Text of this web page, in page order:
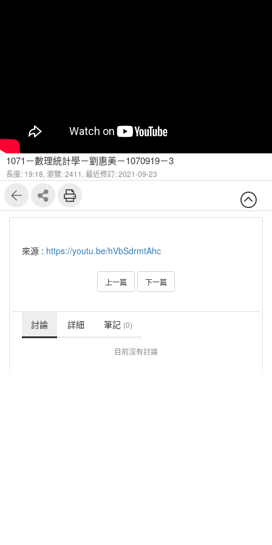
1071－數理統計學－劉惠美－1070919－3
長度: 19:18, 瀏覽: 2411, 最近修訂: 2021-09-23
來源 : https://youtu.be/hVbSdrmtAhc
上一篇 下一篇
討論 詳細 筆記 (0)
目前沒有討論